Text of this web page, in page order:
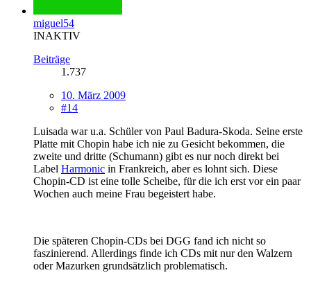
miguel54
INAKTIV
Beiträge
1.737
10. März 2009
#14
Luisada war u.a. Schüler von Paul Badura-Skoda. Seine erste
Platte mit Chopin habe ich nie zu Gesicht bekommen, die
zweite und dritte (Schumann) gibt es nur noch direkt bei
Label Harmonic in Frankreich, aber es lohnt sich. Diese
Chopin-CD ist eine tolle Scheibe, für die ich erst vor ein paar
Wochen auch meine Frau begeistert habe.
Die späteren Chopin-CDs bei DGG fand ich nicht so
faszinierend. Allerdings finde ich CDs mit nur den Walzern
oder Mazurken grundsätzlich problematisch.